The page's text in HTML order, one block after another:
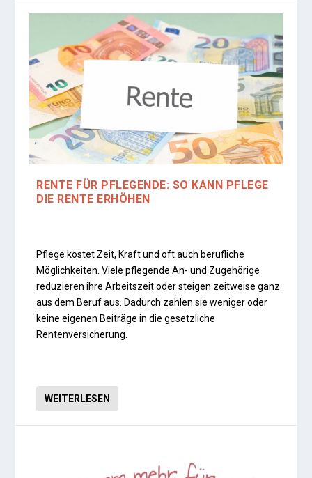
RENTE FÜR PFLEGENDE: SO KANN PFLEGE
DIE RENTE ERHÖHEN
Pflege kostet Zeit, Kraft und oft auch berufliche
Möglichkeiten. Viele pflegende An- und Zugehörige
reduzieren ihre Arbeitszeit oder steigen zeitweise ganz
aus dem Beruf aus. Dadurch zahlen sie weniger oder
keine eigenen Beiträge in die gesetzliche
Rentenversicherung.
WEITERLESEN